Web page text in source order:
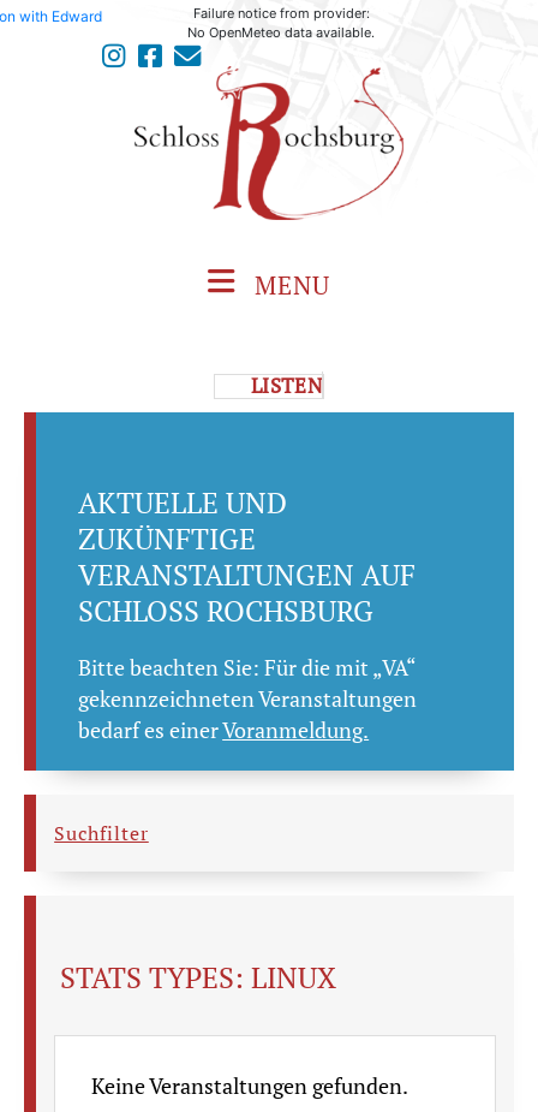
Failure notice from provider:
No OpenMeteo data available.
MENU
LISTEN
AKTUELLE UND
ZUKÜNFTIGE
VERANSTALTUNGEN AUF
SCHLOSS ROCHSBURG
Bitte beachten Sie: Für die mit „VA“
gekennzeichneten Veranstaltungen
bedarf es einerVoranmeldung.
Suchfilter
STATS TYPES:LINUX
Keine Veranstaltungen gefunden.